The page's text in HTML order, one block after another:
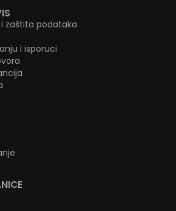
zaštita podataka
i isporuci